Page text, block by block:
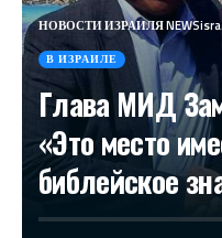
НОВОСТИ ИЗРАИЛЯ
В ИЗРАИЛЕ
Глава МИД
«Это место
библейское